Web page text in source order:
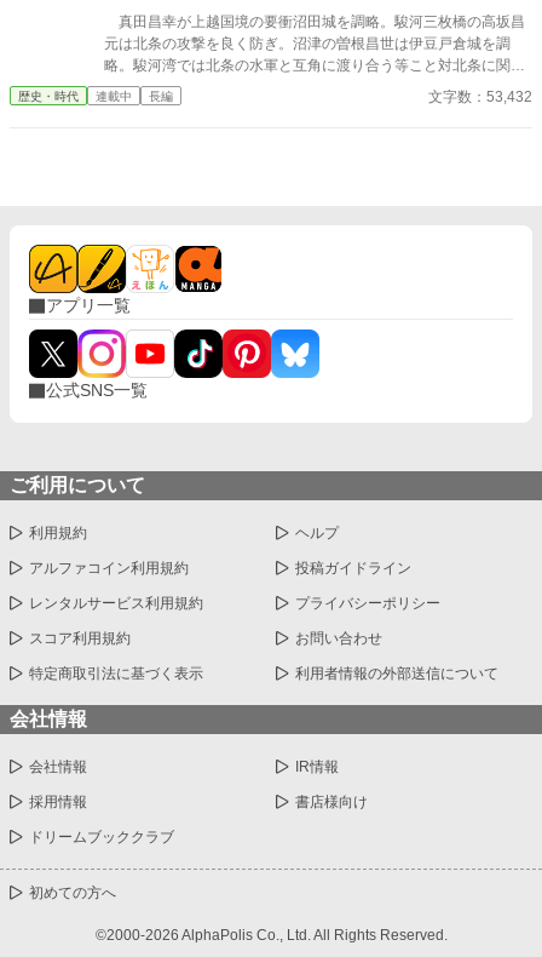
真田昌幸が上越国境の要衝沼田城を調略。駿河三枚橋の高坂昌
元は北条の攻撃を良く防ぎ。沼津の曽根昌世は伊豆戸倉城を調
略。駿河湾では北条の水軍と互角に渡り合う等こと対北条に関し
ては順調に推移している武田家でありましたが当主の武田勝頼は
浮かぬ表情。 問題は西。 遠江の要衝高天神城は包囲され、援
歴史・時代 連載中 長編 文字数：53,432
アプリ一覧
公式SNS一覧
ご利用について
利用規約 ヘルプ
アルファコイン利用規約 投稿ガイドライン
レンタルサービス利用規約 プライバシーポリシー
スコア利用規約 お問い合わせ
特定商取引法に基づく表示 利用者情報の外部送信について
会社情報
会社情報 IR情報
採用情報 書店様向け
ドリームブッククラブ
初めての方へ
©2000-2026 AlphaPolis Co., Ltd. All Rights Reserved.